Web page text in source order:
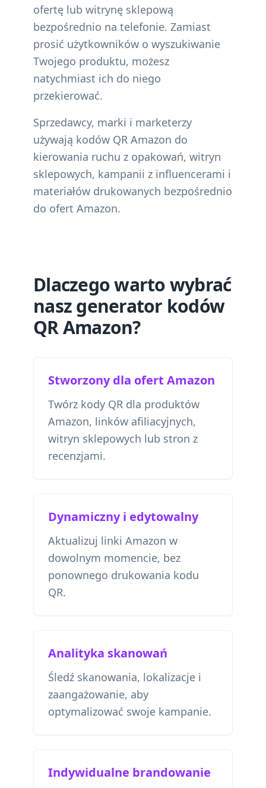
ofertę lub witrynę sklepową
bezpośrednio na telefonie. Zamiast
prosić użytkowników o wyszukiwanie
Twojego produktu, możesz
natychmiast ich do niego
przekierować.
Sprzedawcy, marki i marketerzy
używają kodów QR Amazon do
kierowania ruchu z opakowań, witryn
sklepowych, kampanii z influencerami i
materiałów drukowanych bezpośrednio
do ofert Amazon.
Dlaczego warto wybrać
nasz generator kodów
QR Amazon?
Stworzony dla ofert Amazon
Twórz kody QR dla produktów
Amazon, linków afiliacyjnych,
witryn sklepowych lub stron z
recenzjami.
Dynamiczny i edytowalny
Aktualizuj linki Amazon w
dowolnym momencie, bez
ponownego drukowania kodu
QR.
Analityka skanowań
Śledź skanowania, lokalizacje i
zaangażowanie, aby
optymalizować swoje kampanie.
Indywidualne brandowanie